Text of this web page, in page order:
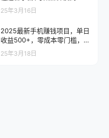
25年3月16日
2025最新手机赚钱项目，单日
收益500+，零成本零门槛，
小白也能做！(可…
25年3月18日